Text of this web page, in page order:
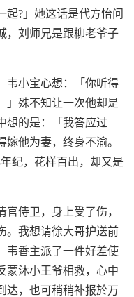
起?」她这话是代方怡问
，刘师兄是跟柳老爷子
韦小宝心想：「你听得
」殊不知让一次他却是
想的是：「我答应过
他为妻，终身不渝。
纪，花样百出，却又是
侍卫，身上受了伤，
。我想请徐大哥护送前
韦香主派了一件好差使
蒙沐小王爷相救，心中
达，也可稍稍补报於万